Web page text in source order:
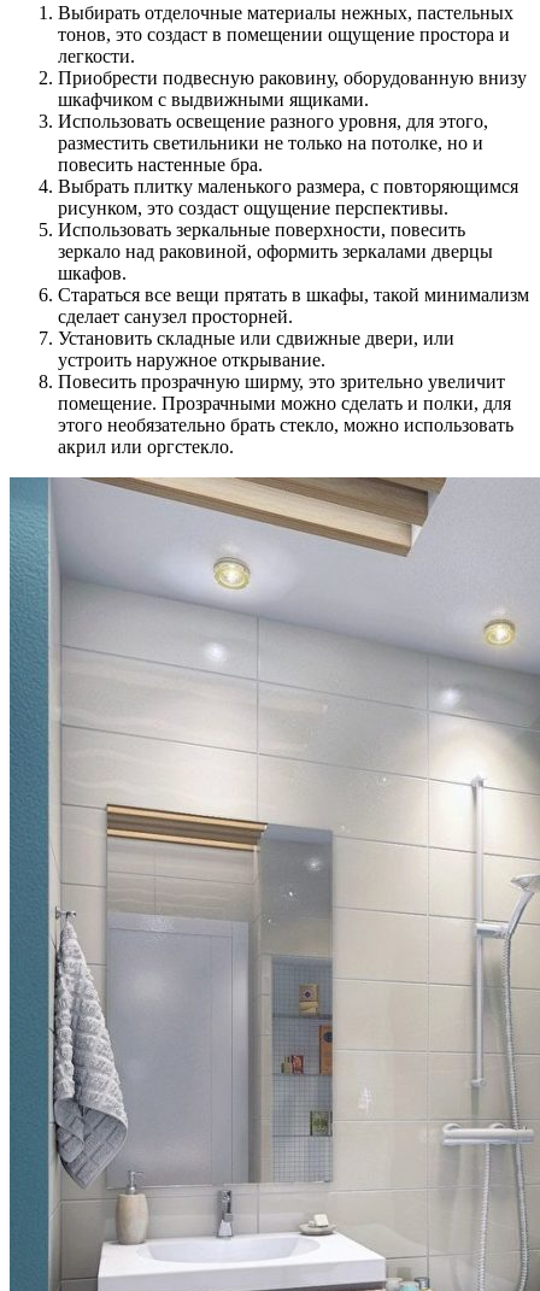
Выбирать отделочные материалы нежных, пастельных
тонов, это создаст в помещении ощущение простора и
легкости.
Приобрести подвесную раковину, оборудованную внизу
шкафчиком с выдвижными ящиками.
Использовать освещение разного уровня, для этого,
разместить светильники не только на потолке, но и
повесить настенные бра.
Выбрать плитку маленького размера, с повторяющимся
рисунком, это создаст ощущение перспективы.
Использовать зеркальные поверхности, повесить
зеркало над раковиной, оформить зеркалами дверцы
шкафов.
Стараться все вещи прятать в шкафы, такой минимализм
сделает санузел просторней.
Установить складные или сдвижные двери, или
устроить наружное открывание.
Повесить прозрачную ширму, это зрительно увеличит
помещение. Прозрачными можно сделать и полки, для
этого необязательно брать стекло, можно использовать
акрил или оргстекло.